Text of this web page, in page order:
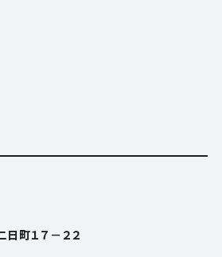
町１７－２２